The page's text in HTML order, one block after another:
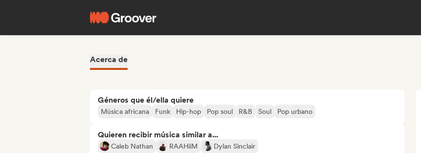
Acerca de
Géneros que él/ella quiere
Música africana Funk Hip-hop Pop soul R&B Soul Pop urbano
Quieren recibir música similar a...
Caleb Nathan RAAHiiM Dylan Sinclair